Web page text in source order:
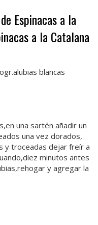
Espinacas a la
a la Catalana
blancas
una sartén añadir un
una vez dorados,
y troceadas dejar freír a
minutos antes
y agregar la